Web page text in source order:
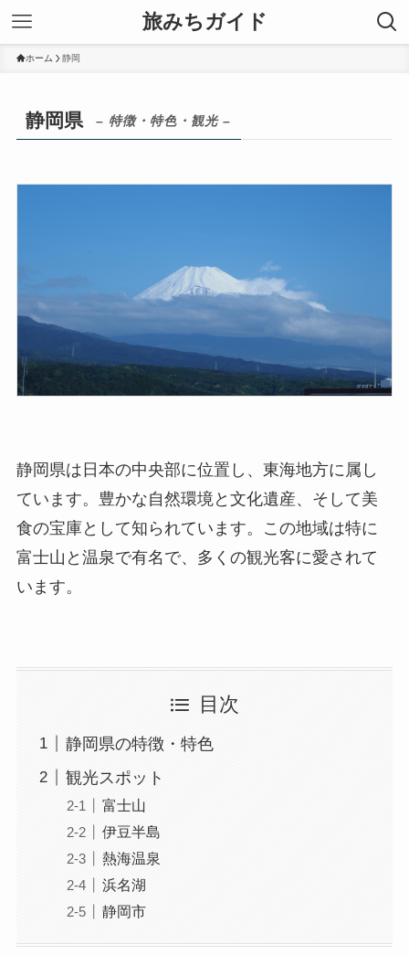
旅みちガイド
ホーム 静岡
静岡県 – 特徴・特色・観光 –
静岡県は日本の中央部に位置し、東海地方に属し
ています。豊かな自然環境と文化遺産、そして美
食の宝庫として知られています。この地域は特に
富士山と温泉で有名で、多くの観光客に愛されて
います。
目次
静岡県の特徴・特色
観光スポット
富士山
伊豆半島
熱海温泉
浜名湖
静岡市